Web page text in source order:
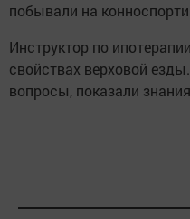
побывали на
Инструктор по
свойствах верховой
вопросы, показали